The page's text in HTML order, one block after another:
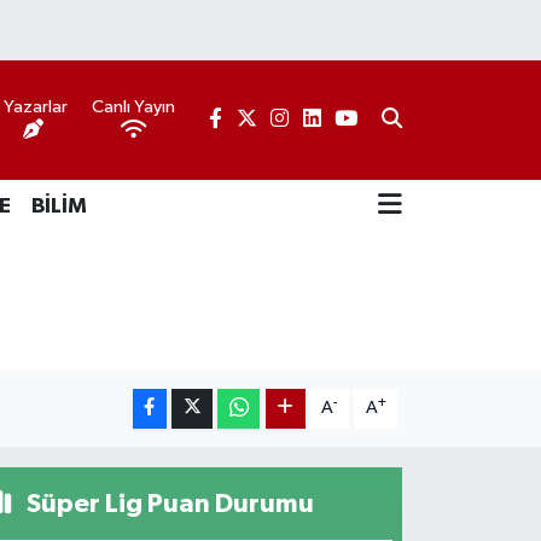
Yazarlar Canlı Yayın
BİLİM
A- A+
Süper Lig Puan Durumu